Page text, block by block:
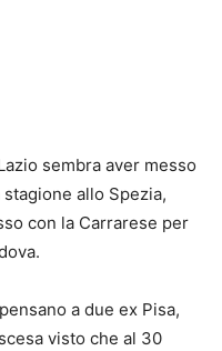
sembra aver messo
allo Spezia,
con la Carrarese per
a due ex Pisa,
visto che al 30